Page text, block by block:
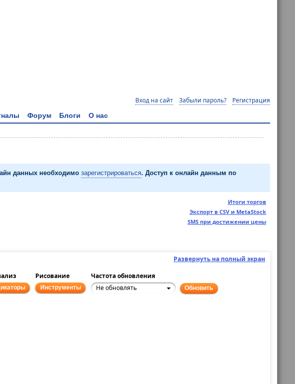
Вход на сайт Забыли пароль? Регистрация
Форум Блоги О нас
данных необходимо зарегистрироваться. Доступ к онлайн данным по
Итоги торгов
Экспорт в CSV и MetaStock
SMS при достижении цены
Развернуть на полный экран
Рисование
Частота обновления
Инструменты Не обновлять Обновить